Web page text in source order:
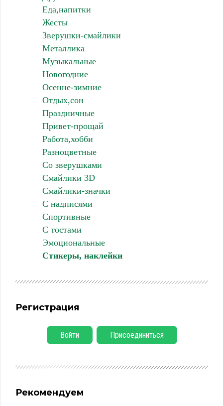
Еда,напитки
Жесты
Зверушки-смайлики
Металлика
Музыкальные
Новогодние
Осенне-зимние
Отдых,сон
Праздничные
Привет-прощай
Работа,хобби
Разноцветные
Со зверушками
Смайлики 3D
Смайлики-значки
С надписями
Спортивные
С тостами
Эмоциональные
Стикеры, наклейки
Регистрация
Войти Присоединиться
Рекомендуем